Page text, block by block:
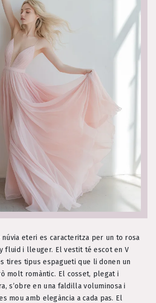
eteri es caracteritza per un to rosa
fluid i lleuger. El vestit té escot en V
tires tipus espagueti que li donen un
molt romàntic. El cosset, plegat i
s’obre en una faldilla voluminosa i
mou amb elegància a cada pas. El